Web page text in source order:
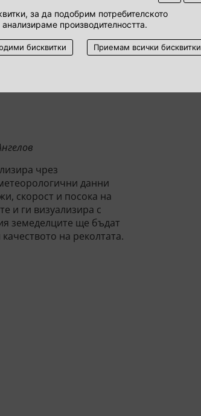
за да подобрим потребителското
производителността.
бисквитки Приемам всички бисквитки
чрез
данни
скорост и посока на
и ги визуализира с
земеделците ще бъдат
на реколтата.